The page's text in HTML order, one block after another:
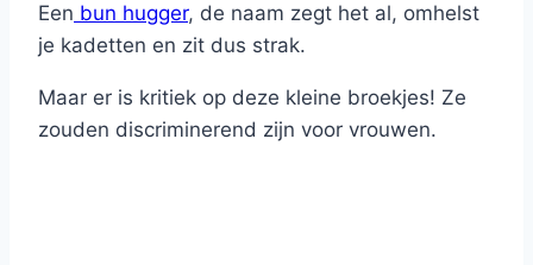
Een bun hugger, de naam zegt het al, omhelst
je kadetten en zit dus strak.
Maar er is kritiek op deze kleine broekjes! Ze
zouden discriminerend zijn voor vrouwen.